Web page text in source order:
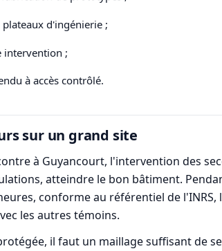
d'ingénierie ;
intervention ;
à accès contrôlé.
sur un grand site
à Guyancourt, l'intervention des
atteindre le bon bâtiment.
conforme au référentiel de
les autres témoins.
il faut un maillage suffisant de